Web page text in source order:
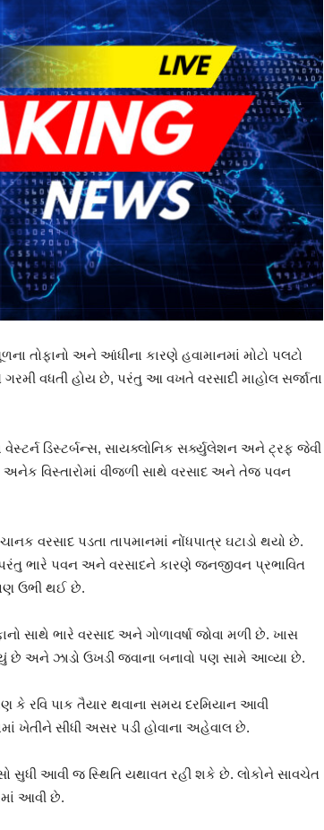
તોફાનો અને આંધીના કારણે હવામાનમાં મોટો પલટો
વધતી હોય છે, પરંતુ આ વખતે વરસાદી માહોલ સર્જાતા
ડિસ્ટર્બન્સ, સાયક્લોનિક સર્ક્યુલેશન અને ટ્રફ જેવી
વિસ્તારોમાં વીજળી સાથે વરસાદ અને તેજ પવન
વરસાદ પડતા તાપમાનમાં નોંધપાત્ર ઘટાડો થયો છે.
પરંતુ ભારે પવન અને વરસાદને કારણે જનજીવન પ્રભાવિત
ઉભી થઈ છે.
સાથે ભારે વરસાદ અને ગોળાવર્ષા જોવા મળી છે. ખાસ
છે અને ઝાડો ઉખડી જવાના બનાવો પણ સામે આવ્યા છે.
કે રવિ પાક તૈયાર થવાના સમય દરમિયાન આવી
ખેતીને સીધી અસર પડી હોવાના અહેવાલ છે.
સુધી આવી જ સ્થિતિ યથાવત રહી શકે છે. લોકોને સાવચેત
આવી છે.